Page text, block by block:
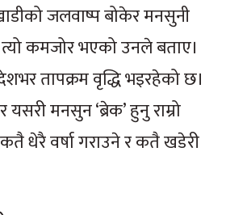
जलवाष्प बोकेर मनसुनी
कमजोर भएको उनले बताए।
तापक्रम वृद्धि भइरहेको छ।
मनसुन ‘ब्रेक’ हुनु राम्रो
धेरै वर्षा गराउने र कतै खडेरी